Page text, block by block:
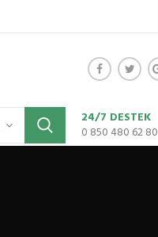
24/7 DESTEK
0 850 480 62 80